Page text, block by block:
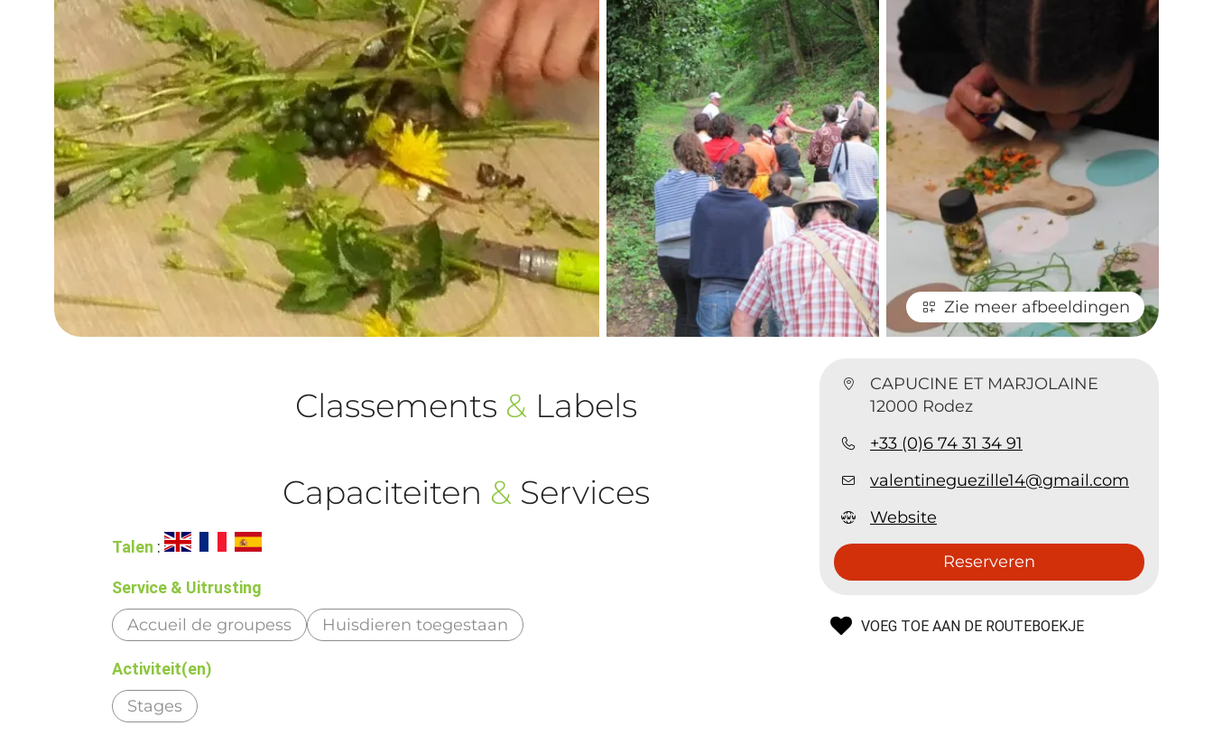
Zie meer afbeeldingen
CAPUCINE ET MARJOLAINE
12000 Rodez
+33 (0)6 74 31 34 91
valentineguezille14@gmail.com
Website
Reserveren
VOEG TOE AAN DE ROUTEBOEKJE
Classements & Labels
Capaciteiten & Services
Talen :
Service & Uitrusting
Accueil de groupess Huisdieren toegestaan
Activiteit(en)
Stages